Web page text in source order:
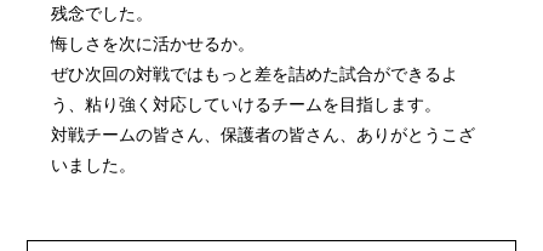
残念でした。
悔しさを次に活かせるか。
ぜひ次回の対戦ではもっと差を詰めた試合ができるよ
う、粘り強く対応していけるチームを目指します。
対戦チームの皆さん、保護者の皆さん、ありがとうこざ
いました。